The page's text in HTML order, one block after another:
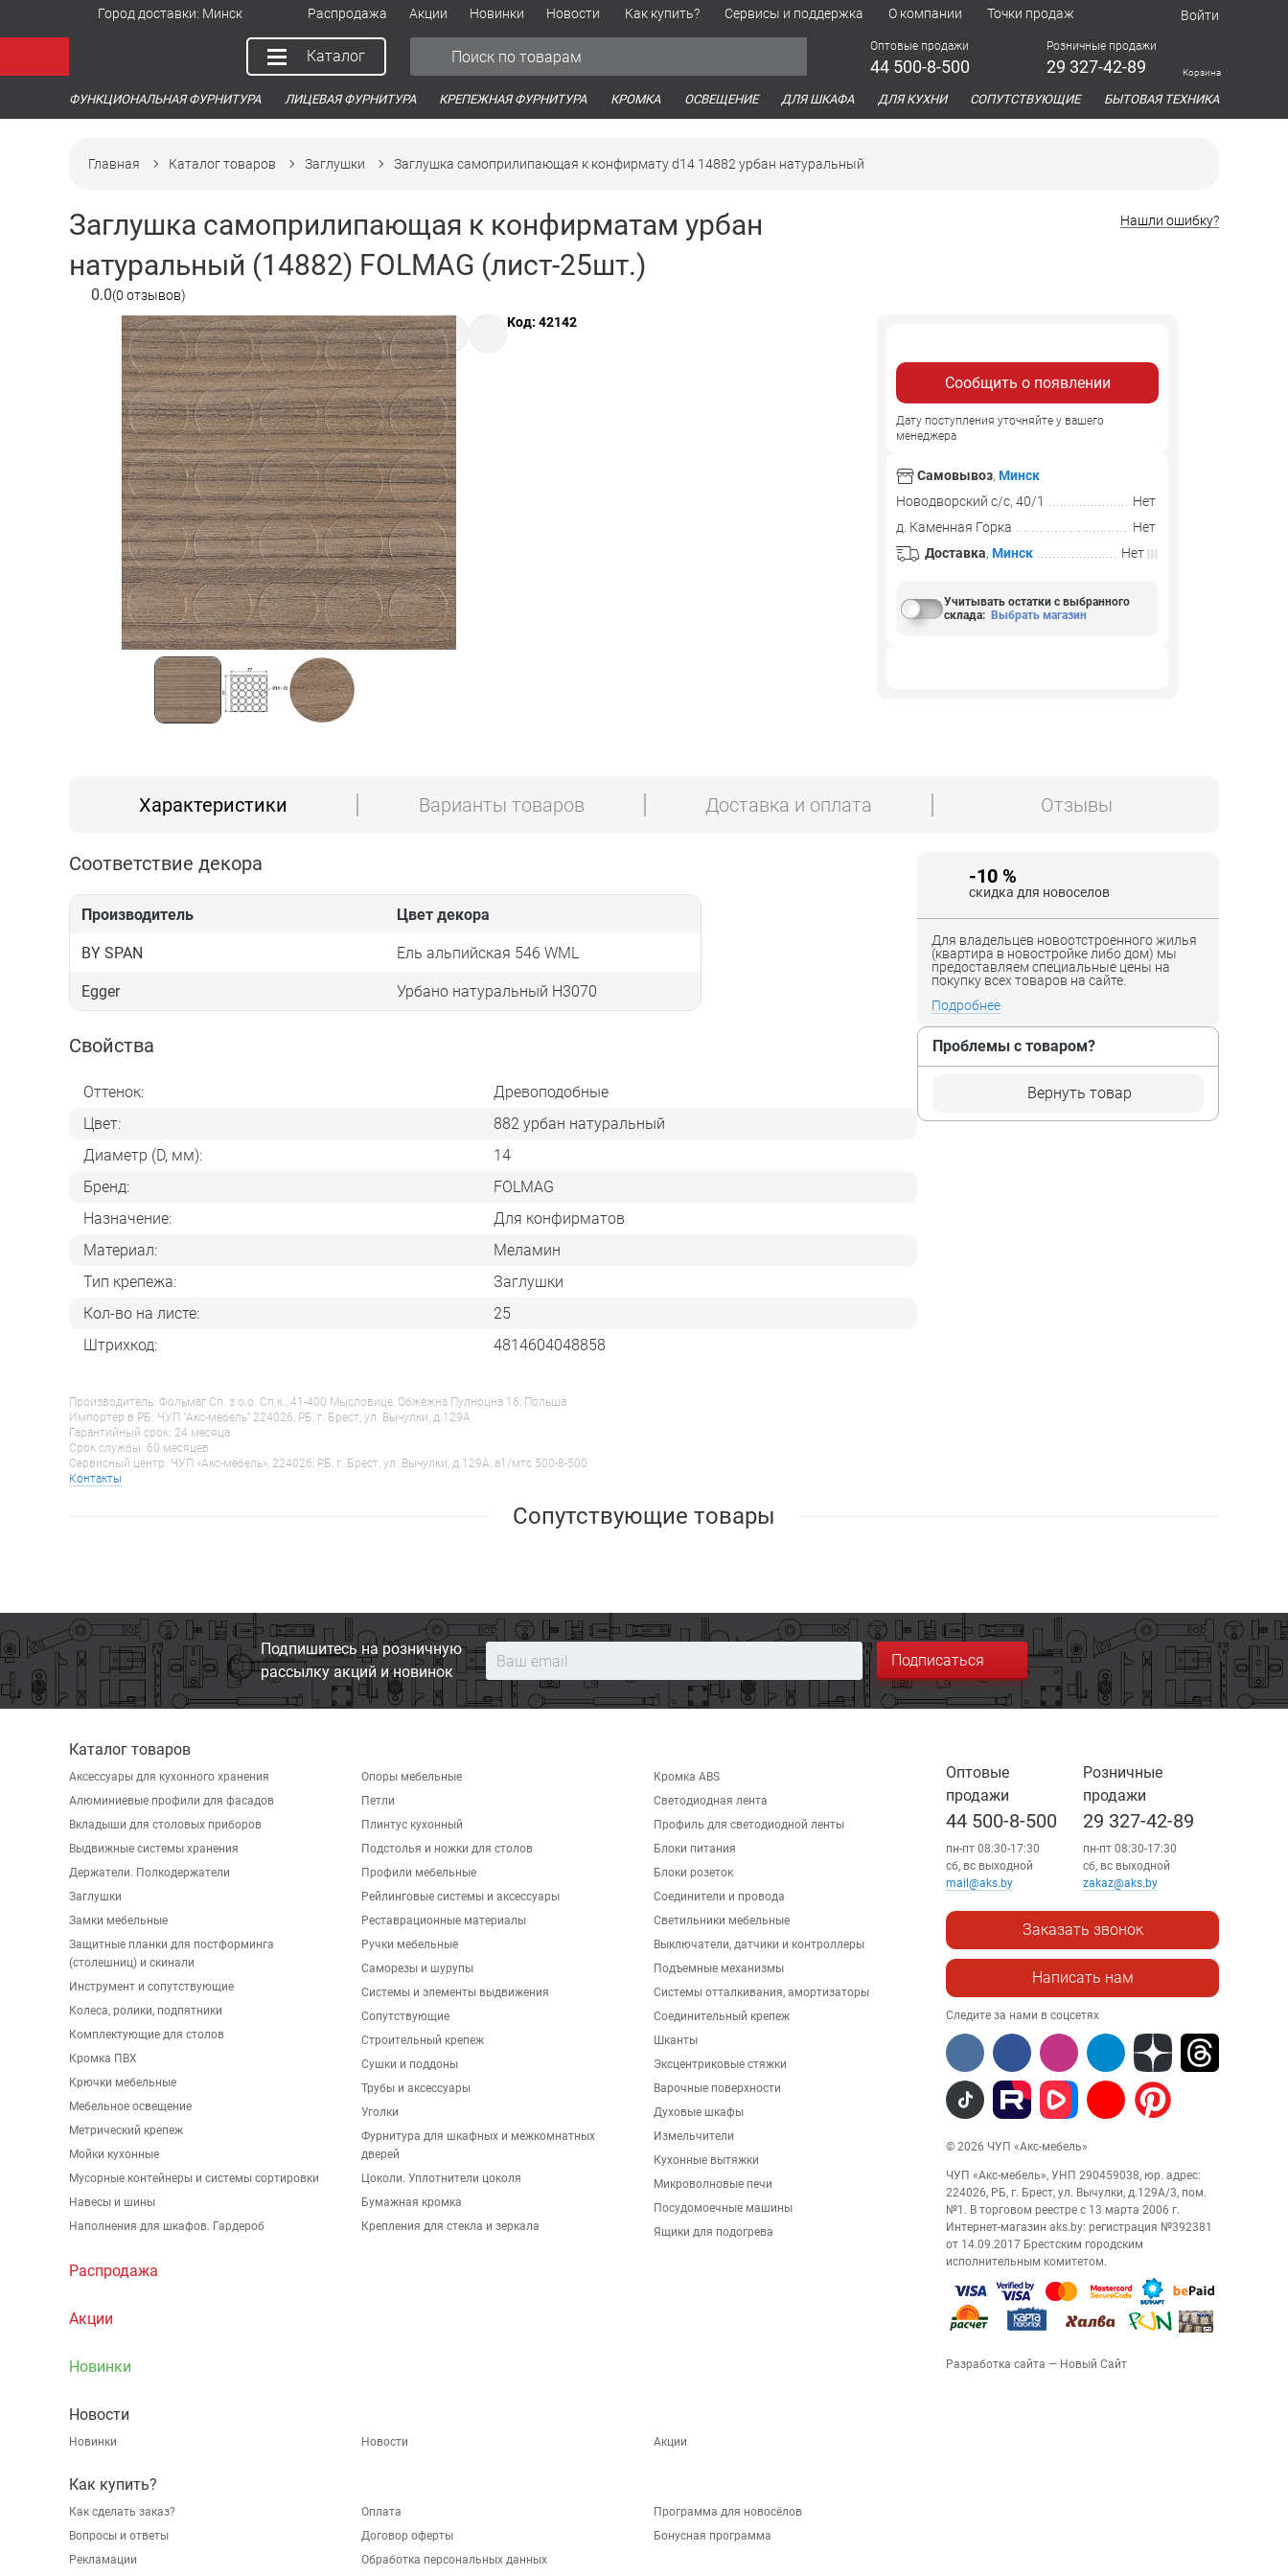
Город доставки: Минск Распродажа Акции Новинки Новости Как купить? Сервисы и поддержка О компании Точки продаж Войти
Каталог
Оптовые продажи
44 500-8-500
Розничные продажи
29 327-42-89 Корзина
ФУНКЦИОНАЛЬНАЯ ФУРНИТУРА ЛИЦЕВАЯ ФУРНИТУРА КРЕПЕЖНАЯ ФУРНИТУРА КРОМКА ОСВЕЩЕНИЕ ДЛЯ ШКАФА ДЛЯ КУХНИ СОПУТСТВУЮЩИЕ БЫТОВАЯ ТЕХНИКА
Главная Каталог товаров Заглушки Заглушка самоприлипающая к конфирмату d14 14882 урбан натуральный
Заглушка самоприлипающая к конфирматам урбан
натуральный (14882) FOLMAG (лист-25шт.)
0.0(0 отзывов)
Нашли ошибку?
Код: 42142
Сообщить о появлении
Дату поступления уточняйте у вашего
менеджера
Самовывоз, Минск
Новодворский с/с, 40/1
Нет
д. Каменная Горка
Нет
Доставка, Минск Нет
Учитывать остатки с выбранного
склада: Выбрать магазин
Характеристики Варианты товаров Доставка и оплата Отзывы
Соответствие декора
Производитель Цвет декора
BY SPAN Ель альпийская 546 WML
Egger Урбано натуральный Н3070
Свойства
Оттенок:
Древоподобные
Цвет:
882 урбан натуральный
Диаметр (D, мм):
14
Бренд:
FOLMAG
Назначение:
Для конфирматов
Материал:
Меламин
Тип крепежа:
Заглушки
Кол-во на листе:
25
Штрихкод:
4814604048858
Производитель: Фольмаг Сп. з о.о. Сп.к., 41-400 Мысловице, Обжежна Пулноцна 16, Польша
Импортер в РБ: ЧУП "Акс-мебель" 224026, РБ, г. Брест, ул. Вычулки, д.129А
Гарантийный срок: 24 месяца
Срок службы: 60 месяцев
Сервисный центр: ЧУП «Акс-мебель», 224026, РБ, г. Брест, ул. Вычулки, д.129А, a1/мтс 500-8-500
Контакты
-10 %
скидка для новоселов
Для владельцев новоотстроенного жилья
(квартира в новостройке либо дом) мы
предоставляем специальные цены на
покупку всех товаров на сайте.
Подробнее
Проблемы с товаром?
Вернуть товар
Сопутствующие товары
Подпишитесь на розничную
рассылку акций и новинок
Подписаться
Каталог товаров
Аксессуары для кухонного хранения
Алюминиевые профили для фасадов
Вкладыши для столовых приборов
Выдвижные системы хранения
Держатели. Полкодержатели
Заглушки
Замки мебельные
Защитные планки для постформинга
(столешниц) и скинали
Инструмент и сопутствующие
Колеса, ролики, подпятники
Комплектующие для столов
Кромка ПВХ
Крючки мебельные
Мебельное освещение
Метрический крепеж
Мойки кухонные
Мусорные контейнеры и системы сортировки
Навесы и шины
Наполнения для шкафов. Гардероб
Опоры мебельные
Петли
Плинтус кухонный
Подстолья и ножки для столов
Профили мебельные
Рейлинговые системы и аксессуары
Реставрационные материалы
Ручки мебельные
Саморезы и шурупы
Системы и элементы выдвижения
Сопутствующие
Строительный крепеж
Сушки и поддоны
Трубы и аксессуары
Уголки
Фурнитура для шкафных и межкомнатных
дверей
Цоколи. Уплотнители цоколя
Бумажная кромка
Крепления для стекла и зеркала
Кромка ABS
Светодиодная лента
Профиль для светодиодной ленты
Блоки питания
Блоки розеток
Соединители и провода
Светильники мебельные
Выключатели, датчики и контроллеры
Подъемные механизмы
Системы отталкивания, амортизаторы
Соединительный крепеж
Шканты
Эксцентриковые стяжки
Варочные поверхности
Духовые шкафы
Измельчители
Кухонные вытяжки
Микроволновые печи
Посудомоечные машины
Ящики для подогрева
Распродажа
Акции
Новинки
Новости
Новинки Новости Акции
Как купить?
Как сделать заказ?
Вопросы и ответы
Рекламации
Оплата
Договор оферты
Обработка персональных данных
Программа для новосёлов
Бонусная программа
Оптовые
продажи
44 500-8-500
пн-пт 08:30-17:30
сб, вс выходной
mail@aks.by
Розничные
продажи
29 327-42-89
пн-пт 08:30-17:30
сб, вс выходной
zakaz@aks.by
Заказать звонок
Написать нам
Следите за нами в соцсетях
© 2026 ЧУП «Акс-мебель»
ЧУП «Акс-мебель», УНП 290459038, юр. адрес:
224026, РБ, г. Брест, ул. Вычулки, д.129А/3, пом.
№1. В торговом реестре с 13 марта 2006 г.
Интернет-магазин aks.by: регистрация №392381
от 14.09.2017 Брестским городским
исполнительным комитетом.
Разработка сайта — Новый Сайт